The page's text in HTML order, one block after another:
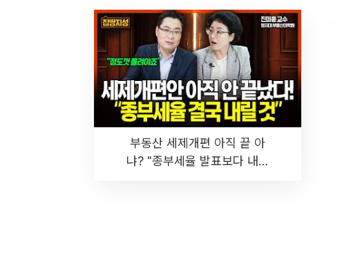
부동산 세제개편 아직 끝 아
냐? "종부세율 발표보다 내릴